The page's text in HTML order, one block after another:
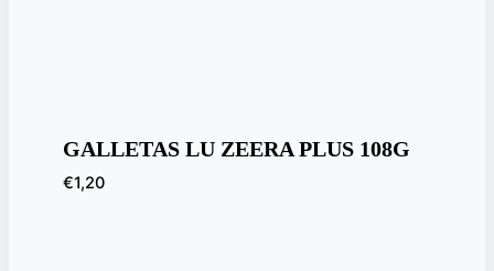
GALLETAS LU ZEERA PLUS 108G
€1,20